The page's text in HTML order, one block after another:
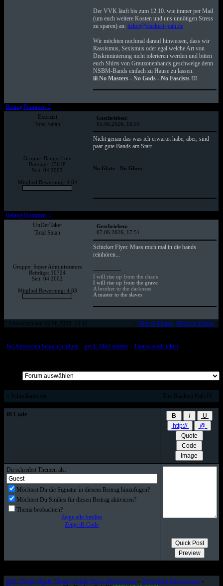
Der VVK läuft bis zum 12.10. wie immer per Mail
(um euch weitere Kosten und uns unnötigen Stress
zu sparen) an: ticket@blackest-path.de
Wir möchten nochmal darauf hinweisen, dass wir
Rassismus, Sexismus oder egal welche Art von
Diskriminierung nicht tolerieren werden und bitten
euch Shirts von Grauzonenbands geschweige denn
NSBM-Bands einfach zu Hause zu lassen.
iii No Masters - No Gods - No Fascists !!!
Beitrag Nummer: 2
Exorzist
Total Satan
Gruppe: Bangerfront
Beiträge: 15618
Seit: 04.2002
Mitglied Bewertung: 4.64
Geschrieben:
05.06.2026, 18:35
Nicht genau das was ich erwartet habe, aber, sind
paar gute Bands am Start
--------------
No Glatz - No Glory
Beitrag Nummer: 3
UnDerTaker
Total Satan
Gruppe: Super Administrators
Beiträge: 10724
Seit: 04.2002
Mitglied Bewertung: 4.83
Geschrieben:
07.06.2026, 17:51
Schicker Flyer. Muss mich mal in die bands
reinhören...
--------------
I will rise up from the chaos
I will rise up from the grave
A brother to the darkness
A master to the slaves
2 Antworten seit 05.06.2026, 18:12 Älteres Thema| Neueres Thema>
bei Antworten benachrichtigen:: per E-Mail senden:: Thema ausdrucken]
» Schnellantwort The Blackest Path IV
iB Code
Du schreibst Themen als:
Möchtest Du die Signatur in diesem Beitrag hinzufügen?
Möchtest Du Smilies für diesen Beitrag aktivieren?
Thema beobachten?
Zeige alle Smilies
Zeige iB Code
HIO - Death- Black- Thrash- Grind- Doom Metal Forum » Öffentliche Diskussionen »